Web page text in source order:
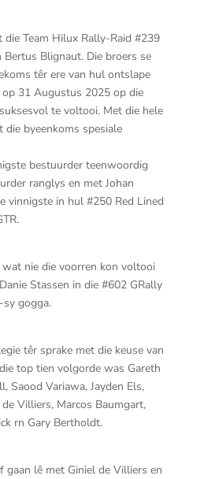
Team Hilux Rally-Raid #239
Blignaut. Die broers se
têr ere van hul ontslape
31 Augustus 2025 op die
te voltooi. Met die hele
byeenkoms spesiale
bestuurder teenwoordig
ranglys en met Johan
vinnigste in hul #250 Red Lined
nie die voorren kon voltooi
Stassen in die #602 GRally
sy gogga.
têr sprake met die keuse van
top tien volgorde was Gareth
Saood Variawa, Jayden Els,
Villiers, Marcos Baumgart,
rn Gary Bertholdt.
gaan lê met Giniel de Villiers en